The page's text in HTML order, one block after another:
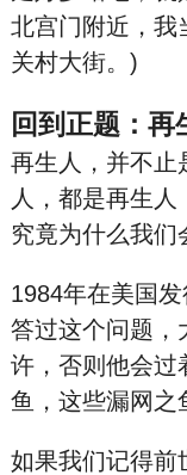
北宫门附近，我
关村大街。)
回到正题：再
再生人，并不止
人，都是再生人
究竟为什么我们
1984年在美国
答过这个问题，
许，否则他会过
鱼，这些漏网之
如果我们记得前